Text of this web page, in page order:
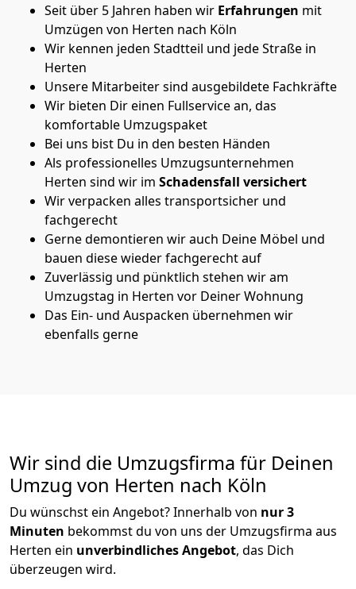
Seit über 5 Jahren haben wir Erfahrungen mit
Umzügen von Herten nach Köln
Wir kennen jeden Stadtteil und jede Straße in
Herten
Unsere Mitarbeiter sind ausgebildete Fachkräfte
Wir bieten Dir einen Fullservice an, das
komfortable Umzugspaket
Bei uns bist Du in den besten Händen
Als professionelles Umzugsunternehmen
Herten sind wir im Schadensfall versichert
Wir verpacken alles transportsicher und
fachgerecht
Gerne demontieren wir auch Deine Möbel und
bauen diese wieder fachgerecht auf
Zuverlässig und pünktlich stehen wir am
Umzugstag in Herten vor Deiner Wohnung
Das Ein- und Auspacken übernehmen wir
ebenfalls gerne
Wir sind die Umzugsfirma für Deinen
Umzug von Herten nach Köln
Du wünschst ein Angebot? Innerhalb von nur 3
Minuten bekommst du von uns der Umzugsfirma aus
Herten ein unverbindliches Angebot, das Dich
überzeugen wird.